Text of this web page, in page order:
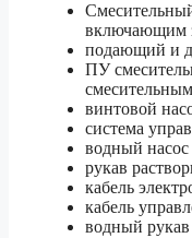
включающим
подающий и
ПУ
винтовой
система
водный
рукав
кабель
кабель
водный рукав